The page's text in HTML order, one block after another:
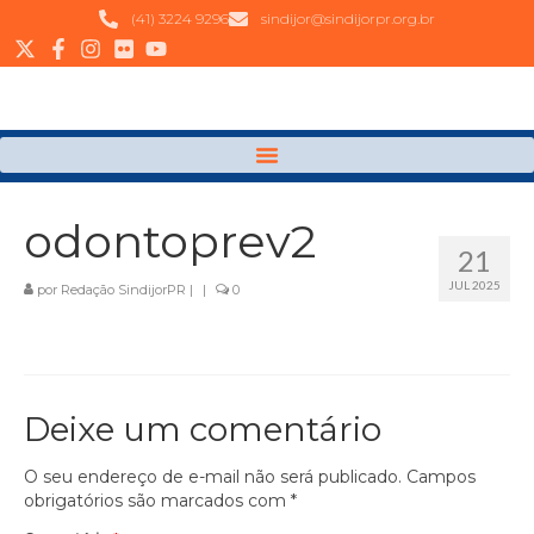
(41) 3224 9296 sindijor@sindijorpr.org.br
21
JUL 2025
odontoprev2
por Redação SindijorPR | | 0
Deixe um comentário
O seu endereço de e-mail não será publicado. Campos
obrigatórios são marcados com *